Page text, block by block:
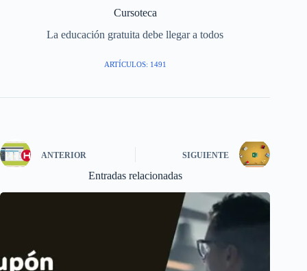
Cursoteca
La educación gratuita debe llegar a todos
ARTÍCULOS: 1491
ANTERIOR SIGUIENTE
Entradas relacionadas